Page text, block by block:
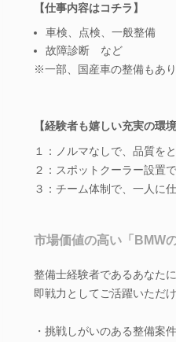
【仕事内容はコチラ】
車検、点検、一般整備
故障診断 など
※一部、国産車の整備もあり
【経験者も嬉しい充実の環境
１：ノルマなしで、品質を
２：スポットクーラー設置
３：チーム体制で、一人に
市場価値の高い「BMW
整備士経験者であるあなたに
即戦力としてご活躍いただ
・挑戦しがいのある整備案件